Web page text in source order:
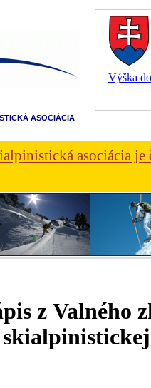
Výška
ASOCIÁCIA
asociácia
z Valného
skialpinistickej